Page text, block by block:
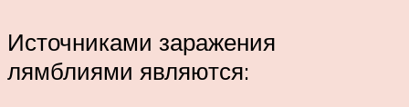
Источниками заражения
лямблиями являются: